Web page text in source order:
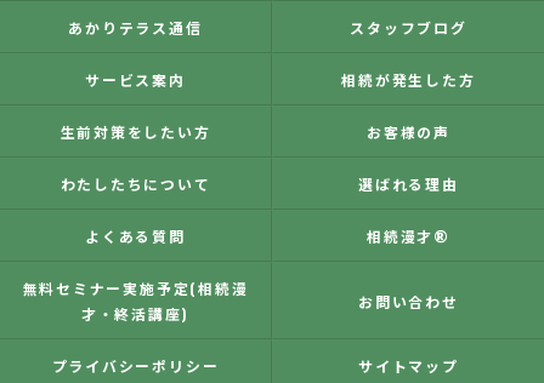
あかりテラス通信 スタッフブログ
サービス案内 相続が発生した方
生前対策をしたい方 お客様の声
わたしたちについて 選ばれる理由
よくある質問 相続漫才®
無料セミナー実施予定(相続漫
才・終活講座)
お問い合わせ
プライバシーポリシー サイトマップ